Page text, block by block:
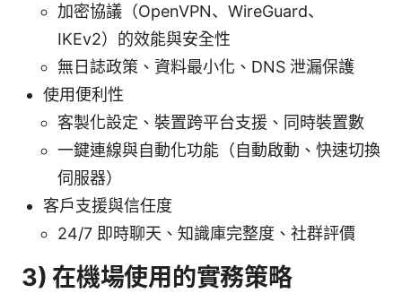
加密協議（OpenVPN、WireGuard、
IKEv2）的效能與安全性
無日誌政策、資料最小化、DNS 泄漏保護
使用便利性
客製化設定、裝置跨平台支援、同時裝置數
一鍵連線與自動化功能（自動啟動、快速切換
伺服器）
客戶支援與信任度
24/7 即時聊天、知識庫完整度、社群評價
3) 在機場使用的實務策略